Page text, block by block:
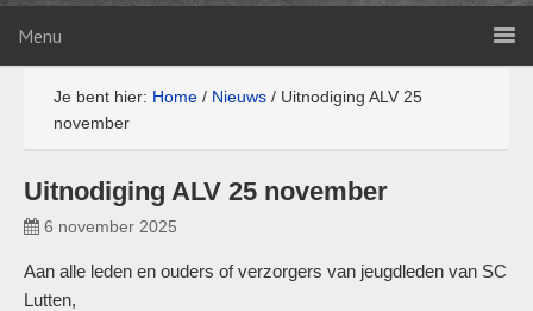
Menu
Je bent hier: Home / Nieuws / Uitnodiging ALV 25
november
Uitnodiging ALV 25 november
6 november 2025
Aan alle leden en ouders of verzorgers van jeugdleden van SC
Lutten,